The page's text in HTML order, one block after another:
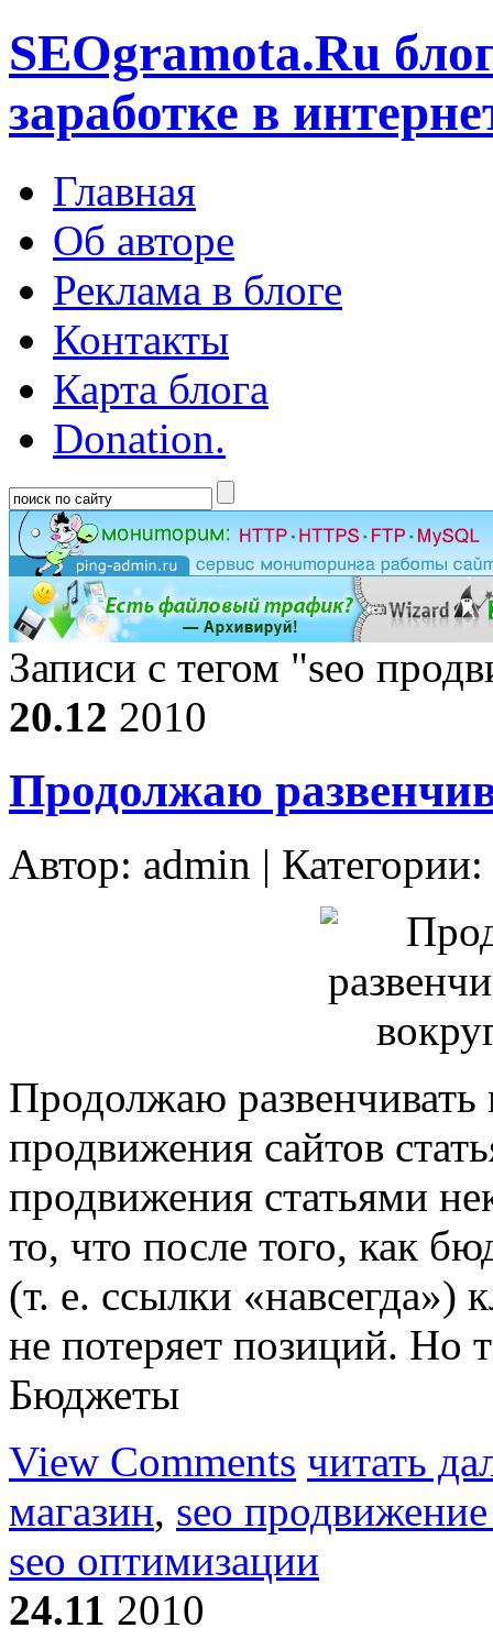
SEOgramota.Ru
заработке в
Главная
Об авторе
Реклама в блоге
Контакты
Карта блога
Donation.
Записи с тегом "seo
20.12 2010
Продолжаю
Автор: admin | Категории:
Продолжаю
продвижения сайтов
продвижения статьями
то, что после того, как
(т. е. ссылки «навсегда»)
не потеряет позиций. Но
Бюджеты
View Comments читать
магазин, seo продвижение
seo оптимизации
24.11 2010